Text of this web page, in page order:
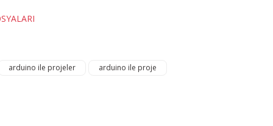
Sorularınız için info@elektrovadi.com
arduino ile projeler
arduino ile proje